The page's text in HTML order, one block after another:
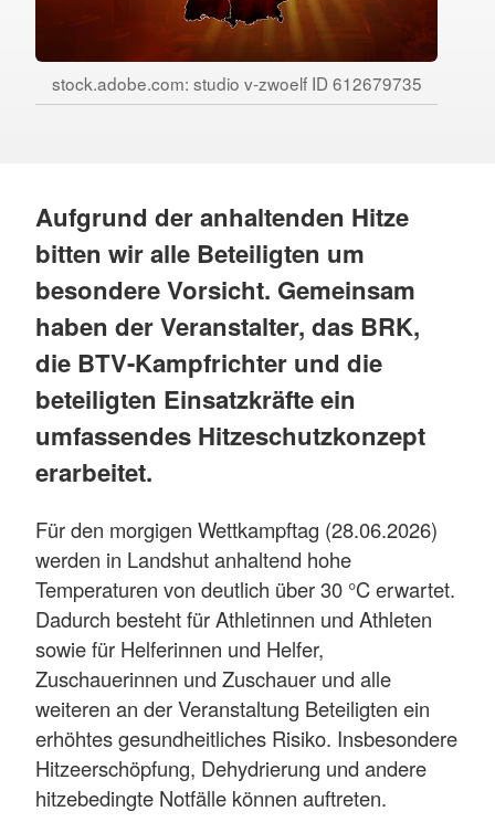
stock.adobe.com: studio v-zwoelf ID 612679735
Aufgrund der anhaltenden Hitze
bitten wir alle Beteiligten um
besondere Vorsicht. Gemeinsam
haben der Veranstalter, das BRK,
die BTV-Kampfrichter und die
beteiligten Einsatzkräfte ein
umfassendes Hitzeschutzkonzept
erarbeitet.
Für den morgigen Wettkampftag (28.06.2026)
werden in Landshut anhaltend hohe
Temperaturen von deutlich über 30 °C erwartet.
Dadurch besteht für Athletinnen und Athleten
sowie für Helferinnen und Helfer,
Zuschauerinnen und Zuschauer und alle
weiteren an der Veranstaltung Beteiligten ein
erhöhtes gesundheitliches Risiko. Insbesondere
Hitzeerschöpfung, Dehydrierung und andere
hitzebedingte Notfälle können auftreten.